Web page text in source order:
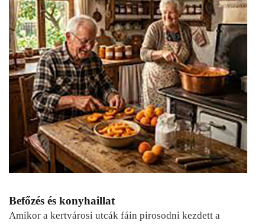
Befőzés és konyhaillat
Amikor a kertvárosi utcák fáin pirosodni kezdett a